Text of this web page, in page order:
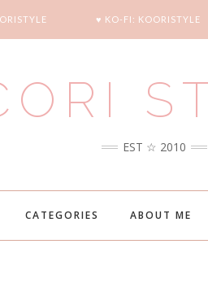
♥ KO-FI: KOORISTYLE
EST ☆ 2010
CATEGORIES ABOUT ME